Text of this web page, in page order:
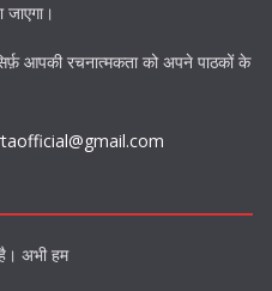
जाएगा।
आपकी रचनात्मकता को अपने पाठकों के
है। अभी हम